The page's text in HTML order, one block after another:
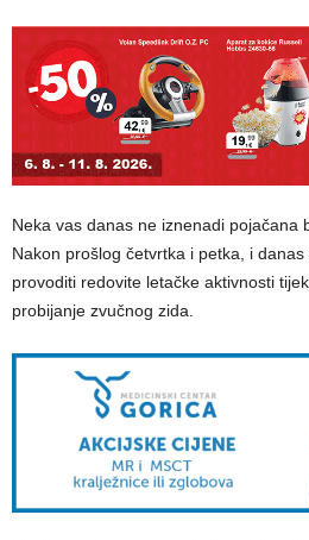
Neka vas danas ne iznenadi pojačana
Nakon prošlog četvrtka i petka, i
provoditi redovite letačke aktivnosti
probijanje zvučnog zida.